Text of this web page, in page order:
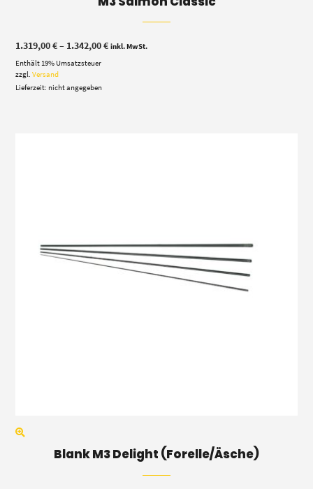
1.319,00€– 1.342,00€Preisspanne:
inkl. MwSt.
Enthält 19% Umsatzsteuer
zzgl.Versand
Lieferzeit: nicht angegeben
Blank M3 Delight (Forelle/Äsche)